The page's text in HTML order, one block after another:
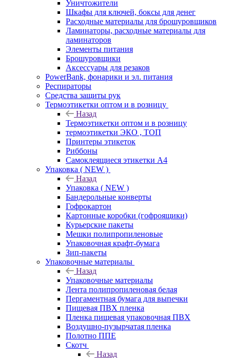
Уничтожители
Шкафы для ключей, боксы для денег
Расходные материалы для брошуровщиков
Ламинаторы, расходные материалы для
ламинаторов
Элементы питания
Брошуровщики
Аксессуары для резаков
PowerBank, фонарики и эл. питания
Респираторы
Средства защиты рук
Термоэтикетки оптом и в розницу
Назад
Термоэтикетки оптом и в розницу
термоэтикетки ЭКО , ТОП
Принтеры этикеток
Риббоны
Самоклеящиеся этикетки А4
Упаковка ( NEW )
Назад
Упаковка ( NEW )
Бандерольные конверты
Гофрокартон
Картонные коробки (гофроящики)
Курьерские пакеты
Мешки полипропиленовые
Упаковочная крафт-бумага
Зип-пакеты
Упаковочные материалы
Назад
Упаковочные материалы
Лента полипропиленовая белая
Пергаментная бумага для выпечки
Пищевая ПВХ пленка
Пленка пищевая упаковочная ПВХ
Воздушно-пузырчатая пленка
Полотно ППЕ
Скотч
Назад